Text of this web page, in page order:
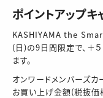
ポイントアップキ
KASHIYAMA the
(日)の9日間限定で、＋
ます。
オンワードメンバーズ
お買い上げ金額(税抜